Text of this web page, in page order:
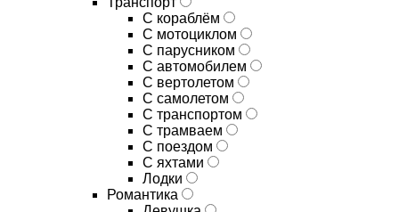
С кораблём
С мотоциклом
С парусником
С автомобилем
С вертолетом
С самолетом
С транспортом
С трамваем
С поездом
С яхтами
Лодки
Романтика